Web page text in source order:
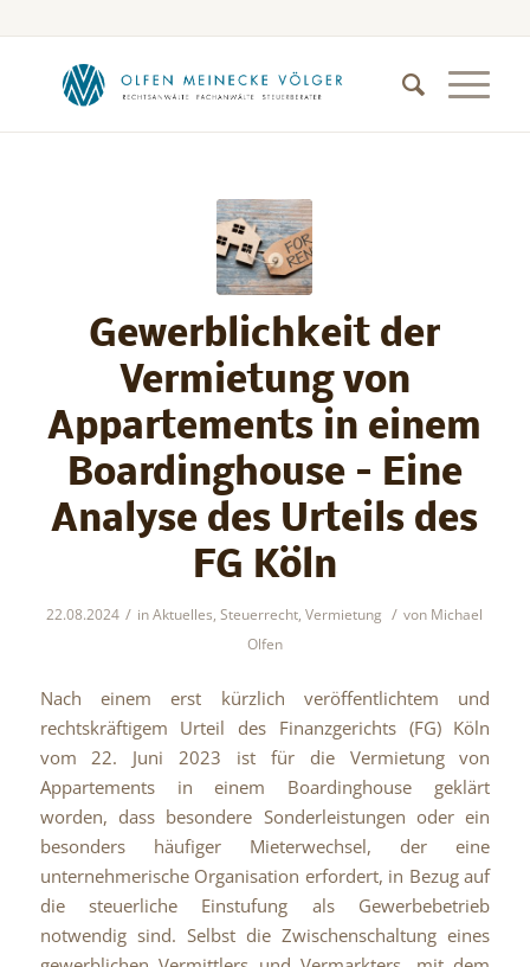
Gewerblichkeit der
Vermietung von
Appartements in einem
Boardinghouse – Eine
Analyse des Urteils des
FG Köln
22.08.2024 / inAktuelles,Steuerrecht,Vermietung / von Michael
Olfen
Nach einem erst kürzlich veröffentlichtem und
rechtskräftigem Urteil des Finanzgerichts (FG) Köln
vom 22. Juni 2023 ist für die Vermietung von
Appartements in einem Boardinghouse geklärt
worden, dass besondere Sonderleistungen oder ein
besonders häufiger Mieterwechsel, der eine
unternehmerische Organisation erfordert, in Bezug auf
die steuerliche Einstufung als Gewerbebetrieb
notwendig sind. Selbst die Zwischenschaltung eines